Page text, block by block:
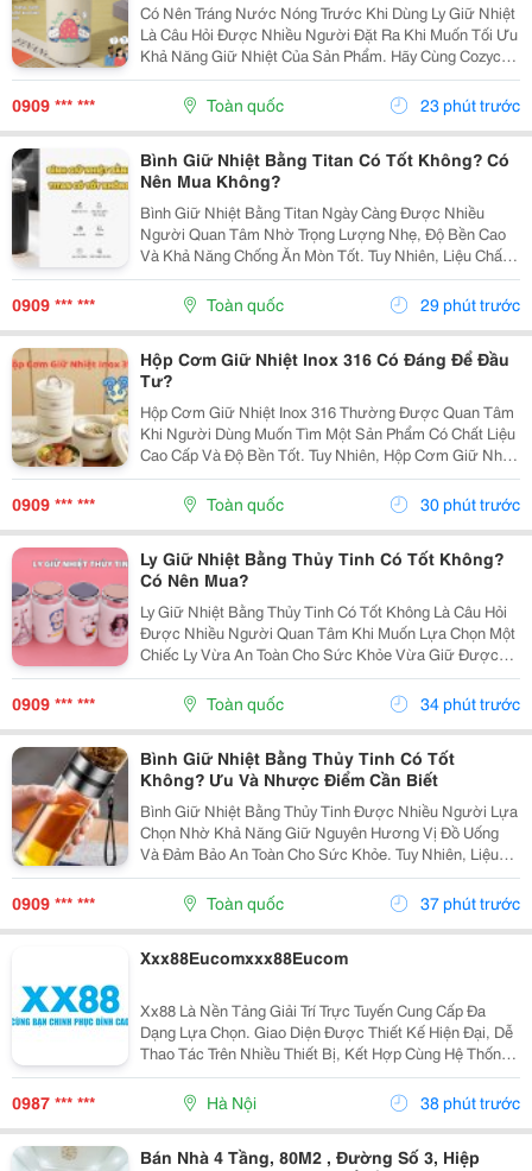
Có Nên Tráng Nước Nóng Trước Khi Dùng Ly Giữ Nhiệt
Là Câu Hỏi Được Nhiều Người Đặt Ra Khi Muốn Tối Ưu
Khả Năng Giữ Nhiệt Của Sản Phẩm. Hãy Cùng Cozycup
Tìm Hiểu Chi Tiết Trong Bài Viết Dưới Đây Để Sử Dụng
Ly Giữ Nhiệt Hiệu Quả Và Bền Lâu Hơn. 1. Có...
0909 *** *** Toàn quốc 23 phút trước
Bình Giữ Nhiệt Bằng Titan Có Tốt Không? Có
Nên Mua Không?
Bình Giữ Nhiệt Bằng Titan Ngày Càng Được Nhiều
Người Quan Tâm Nhờ Trọng Lượng Nhẹ, Độ Bền Cao
Và Khả Năng Chống Ăn Mòn Tốt. Tuy Nhiên, Liệu Chất
Liệu Titan Có Thực Sự Vượt Trội So Với Inox 304 Hoặc
Inox 316? Bài Viết Dưới Đây Sẽ Giúp Bạn Hiểu Rõ
0909 *** *** Toàn quốc 29 phút trước
Hộp Cơm Giữ Nhiệt Inox 316 Có Đáng Để Đầu
Tư?
Hộp Cơm Giữ Nhiệt Inox 316 Thường Được Quan Tâm
Khi Người Dùng Muốn Tìm Một Sản Phẩm Có Chất Liệu
Cao Cấp Và Độ Bền Tốt. Tuy Nhiên, Hộp Cơm Giữ Nhiệt
Inox 316 Có Thực Sự Cần Thiết Hay Không Còn Phụ
Thuộc Vào Nhu Cầu Sử Dụng Của Mỗi Người. Cùng
0909 *** *** Toàn quốc 30 phút trước
Ly Giữ Nhiệt Bằng Thủy Tinh Có Tốt Không?
Có Nên Mua?
Ly Giữ Nhiệt Bằng Thủy Tinh Có Tốt Không Là Câu Hỏi
Được Nhiều Người Quan Tâm Khi Muốn Lựa Chọn Một
Chiếc Ly Vừa An Toàn Cho Sức Khỏe Vừa Giữ Được
Hương Vị Nguyên Bản Của Đồ Uống. Tuy Nhiên, Liệu
Đây Có Phải Là Lựa Chọn Phù Hợp Với Mọi Nhu Cầu
0909 *** *** Toàn quốc 34 phút trước
Bình Giữ Nhiệt Bằng Thủy Tinh Có Tốt
Không? Ưu Và Nhược Điểm Cần Biết
Bình Giữ Nhiệt Bằng Thủy Tinh Được Nhiều Người Lựa
Chọn Nhờ Khả Năng Giữ Nguyên Hương Vị Đồ Uống
Và Đảm Bảo An Toàn Cho Sức Khỏe. Tuy Nhiên, Liệu
Loại Bình Này Có Phù Hợp Để Sử Dụng Hằng Ngày Và
Đáng Mua Hơn Các Dòng Bình Inox? Cùng Tìm Hiểu Ưu
Điểm,...
0909 *** *** Toàn quốc 37 phút trước
Xxx88Eucomxxx88Eucom
Xx88 Là Nền Tảng Giải Trí Trực Tuyến Cung Cấp Đa
Dạng Lựa Chọn. Giao Diện Được Thiết Kế Hiện Đại, Dễ
Thao Tác Trên Nhiều Thiết Bị, Kết Hợp Cùng Hệ Thống
Dịch Vụ Thuận Tiện Giúp Người Dùng Có Trải Nghiệm
Liền Mạch.
0987 *** *** Hà Nội 38 phút trước
Bán Nhà 4 Tầng, 80M2 , Đường Số 3, Hiệp